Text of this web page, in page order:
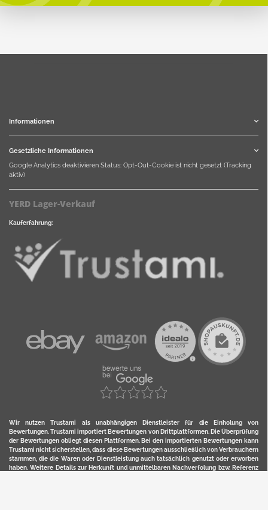
Informationen
Gesetzliche Informationen
Google Analytics deaktivieren Status: Opt-Out-Cookie ist nicht gesetzt (Tracking
aktiv)
YERD Lager-Verkauf
Kauferfahrung:
Wir nutzen Trustami als unabhängigen Dienstleister für die Einholung von
Bewertungen. Trustami importiert Bewertungen von Drittplattformen. Die Überprüfung
der Bewertungen obliegt diesen Plattformen. Bei den importierten Bewertungen kann
Trustami nicht sicherstellen, dass diese Bewertungen ausschließlich von Verbrauchern
stammen, die die Waren oder Dienstleistung auch tatsächlich genutzt oder erworben
haben. Weitere Details zur Herkunft und unmittelbaren Nachverfolung bzw. Referenz